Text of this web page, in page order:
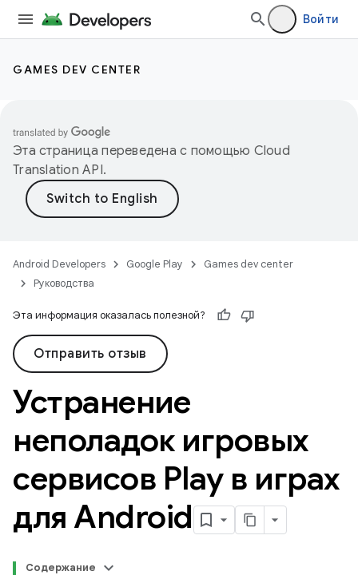
Войти
GAMES DEV CENTER
Эта страница переведена с помощью Cloud
Translation API.
Android Developers Google Play
Games dev center
Руководства
Эта информация оказалась полезной?
Отправить отзыв
Устранение
неполадок игровых
сервисов Play в играх
для Android
Содержание